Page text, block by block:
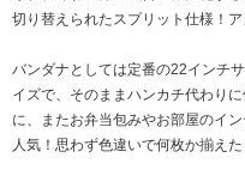
切り替えられたスプリット仕様！
バンダナとしては定番の22インチ
イズで、そのままハンカチ代わり
に、またお弁当包みやお部屋のイ
人気！思わず色違いで何枚か揃え